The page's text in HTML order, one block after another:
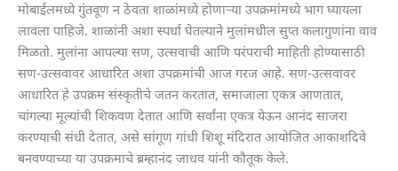
मोबाईलमध्ये गुंतवूण न ठेवता शाळांमध्ये होणाऱ्या उपक्रमांमध्ये भाग घ्यायला
लावला पाहिजे. शाळांनी अशा स्पर्धा घेतल्याने मुलांमधील सुप्त कलागुणांना वाव
मिळतो. मुलांना आपल्या सण, उत्सवाची आणि परंपराची माहिती होण्यासाठी
सण-उत्सवावर आधारित अशा उपक्रमांची आज गरज आहे. सण-उत्सवावर
आधारित हे उपक्रम संस्कृतीचे जतन करतात, समाजाला एकत्र आणतात,
चांगल्या मूल्यांची शिकवण देतात आणि सर्वांना एकत्र येऊन आनंद साजरा
करण्याची संधी देतात, असे सांगूण गांधी शिशू मंदिरात आयोजित आकाशदिवे
बनवण्याच्या या उपक्रमाचे ब्रम्हानंद जाधव यांनी कौतूक केले.